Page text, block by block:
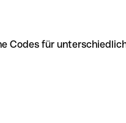
Codes für